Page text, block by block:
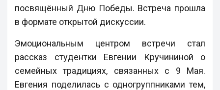
посвящённый Дню Победы. Встреча прошла
в формате открытой дискуссии.
Эмоциональным центром встречи стал
рассказ студентки Евгении Кручининой о
семейных традициях, связанных с 9 Мая.
Евгения поделилась с одногруппниками тем,